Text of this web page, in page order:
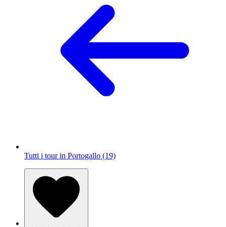
Tutti i tour in Portogallo (19)